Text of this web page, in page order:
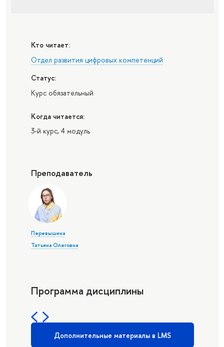
Кто читает:
Отдел развития цифровых компетенций
Статус:
Курс обязательный
Когда читается:
3-й курс, 4 модуль
Преподаватель
Перевышина
Татьяна Олеговна
Программа дисциплины
Дополнительные материалы в LMS